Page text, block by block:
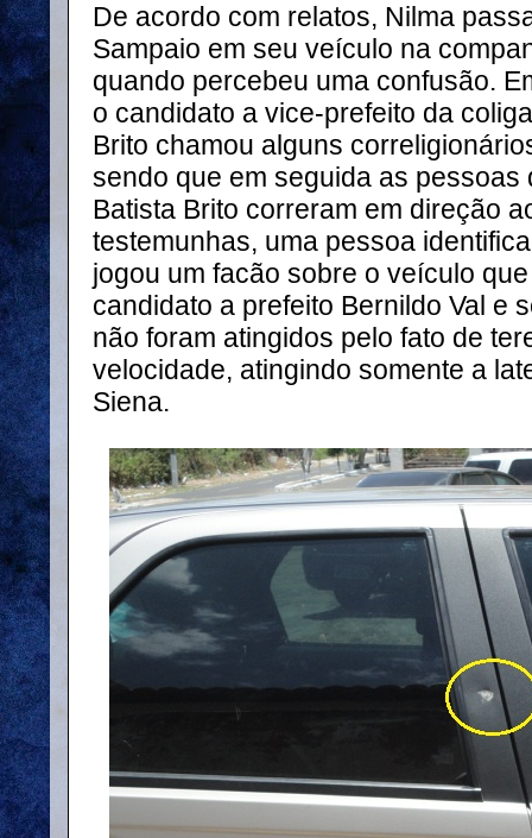
De acordo com relatos, Nilma
Sampaio em seu veículo na
quando percebeu uma confusão.
o candidato a vice-prefeito da
Brito chamou alguns
sendo que em seguida as pessoas
Batista Brito correram em direção
testemunhas, uma pessoa
jogou um facão sobre o veículo
candidato a prefeito Bernildo Val e
não foram atingidos pelo fato de
velocidade, atingindo somente a
Siena.